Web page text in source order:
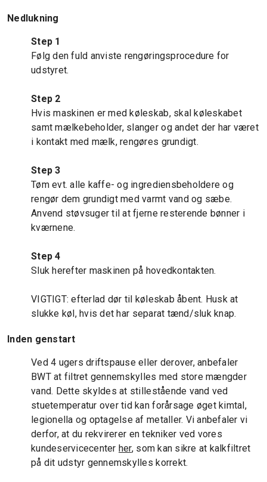
Nedlukning
Step 1
Følg den fuld anviste rengøringsprocedure for
udstyret.
Step 2
Hvis maskinen er med køleskab, skal køleskabet
samt mælkebeholder, slanger og andet der har været
i kontakt med mælk, rengøres grundigt.
Step 3
Tøm evt. alle kaffe- og ingrediensbeholdere og
rengør dem grundigt med varmt vand og sæbe.
Anvend støvsuger til at fjerne resterende bønner i
kværnene.
Step 4
Sluk herefter maskinen på hovedkontakten.
VIGTIGT: efterlad dør til køleskab åbent. Husk at
slukke køl, hvis det har separat tænd/sluk knap.
Inden genstart
Ved 4 ugers driftspause eller derover, anbefaler
BWT at filtret gennemskylles med store mængder
vand. Dette skyldes at stillestående vand ved
stuetemperatur over tid kan forårsage øget kimtal,
legionella og optagelse af metaller. Vi anbefaler vi
derfor, at du rekvirerer en tekniker ved vores
kundeservicecenter her, som kan sikre at kalkfiltret
på dit udstyr gennemskylles korrekt.